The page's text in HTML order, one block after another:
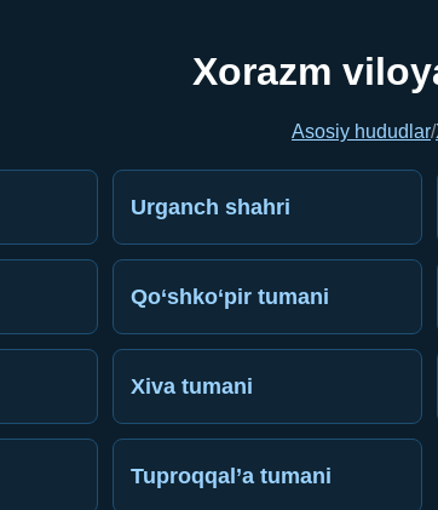
Xorazm
Asosiy hududlar/
Urganch shahri
Qo‘shko‘pir tumani
Xiva tumani
Tuproqqal’a tumani